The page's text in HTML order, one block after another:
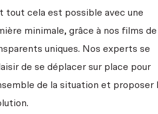
tout cela est possible avec une
minimale, grâce à nos films de
uniques. Nos experts se
de se déplacer sur place pour
de la situation et proposer